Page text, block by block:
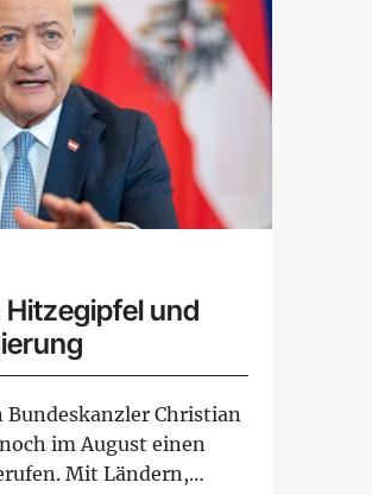
und
Bundeskanzler Christian
im August einen
Mit Ländern,